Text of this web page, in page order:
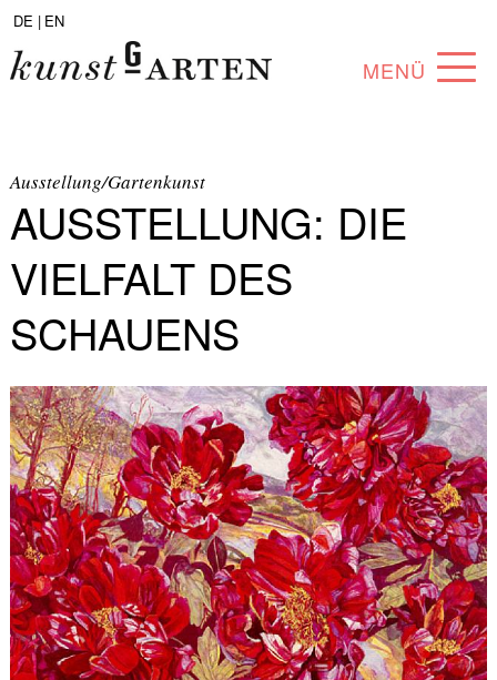
DE | EN
MENÜ
ABOUT
SAMMLUNG
KÜNSTLER*INNEN
PARTNER*INNEN
ANGEBOTE
Ausstellung/Gartenkunst
AUSSTELLUNG: DIE
VIELFALT DES
SCHAUENS